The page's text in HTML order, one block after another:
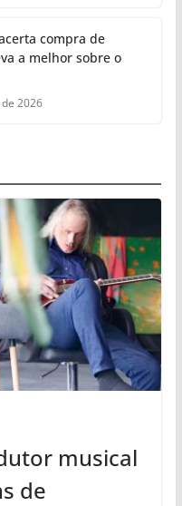
compra de
a melhor sobre o
2026
musical
de